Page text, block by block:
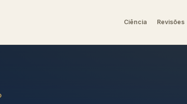
Ciência Revisões